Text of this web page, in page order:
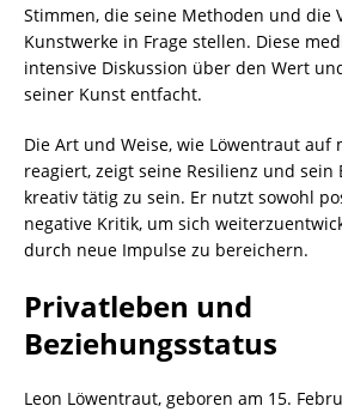
Stimmen, die seine Methoden und die
Kunstwerke in Frage stellen. Diese
intensive Diskussion über den Wert
seiner Kunst entfacht.
Die Art und Weise, wie Löwentraut auf
reagiert, zeigt seine Resilienz und
kreativ tätig zu sein. Er nutzt sowohl
negative Kritik, um sich
durch neue Impulse zu bereichern.
Privatleben und
Beziehungsstatus
Leon Löwentraut, geboren am 15.